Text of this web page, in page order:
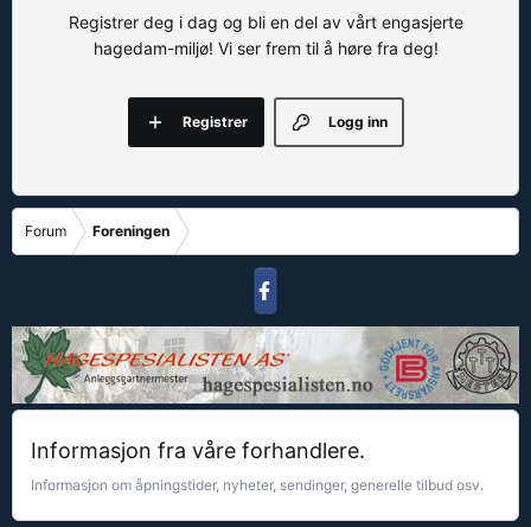
Registrer deg i dag og bli en del av vårt engasjerte
hagedam-miljø! Vi ser frem til å høre fra deg!
Logg inn
Registrer
Forum Foreningen
Informasjon fra våre forhandlere.
Informasjon om åpningstider, nyheter, sendinger, generelle tilbud osv.